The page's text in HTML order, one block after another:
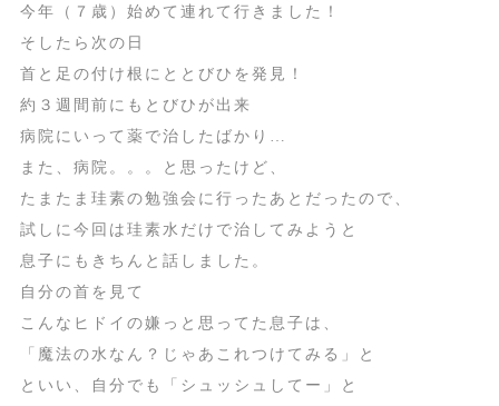
今年（７歳）始めて連れて行きました！
そしたら次の日
首と足の付け根にととびひを発見！
約３週間前にもとびひが出来
病院にいって薬で治したばかり…
また、病院。。。と思ったけど、
たまたま珪素の勉強会に行ったあとだったので、
試しに今回は珪素水だけで治してみようと
息子にもきちんと話しました。
自分の首を見て
こんなヒドイの嫌っと思ってた息子は、
「魔法の水なん？じゃあこれつけてみる」と
といい、自分でも「シュッシュしてー」と